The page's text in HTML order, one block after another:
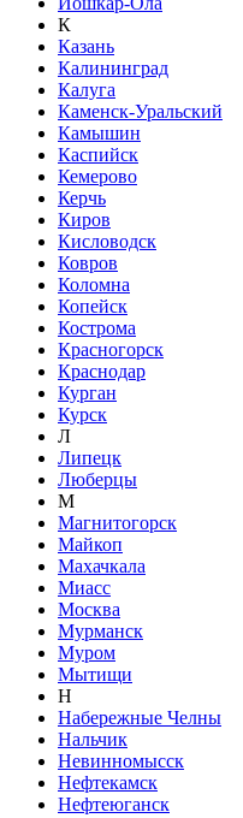
К
Казань
Калининград
Калуга
Каменск-Уральский
Камышин
Каспийск
Кемерово
Керчь
Киров
Кисловодск
Ковров
Коломна
Копейск
Кострома
Красногорск
Краснодар
Курган
Курск
Л
Липецк
Люберцы
М
Магнитогорск
Майкоп
Махачкала
Миасс
Москва
Мурманск
Муром
Мытищи
Н
Набережные Челны
Нальчик
Невинномысск
Нефтекамск
Нефтеюганск